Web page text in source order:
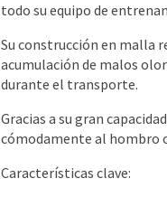
todo su equipo de
Su construcción en malla
acumulación de malos
durante el transporte.
Gracias a su gran
cómodamente al hombro
Características clave: